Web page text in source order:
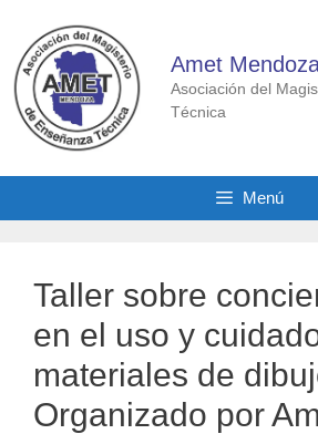
contenido
Amet
Asociación del
Técnica
Menú
Taller sobre
en el uso y
materiales de
Organizado por